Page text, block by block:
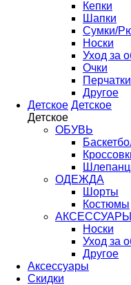
Кепки
Шапки
Сумки/
Носки
Уход за
Очки
Перчатки
Другое
Детское Детское
Детское
ОБУВЬ
ОДЕЖДА
Шорты
Костюмы
АКСЕССУАРЫ
Носки
Уход за
Другое
Аксессуары
Скидки